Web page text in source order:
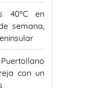
40ºC en
semana,
con un